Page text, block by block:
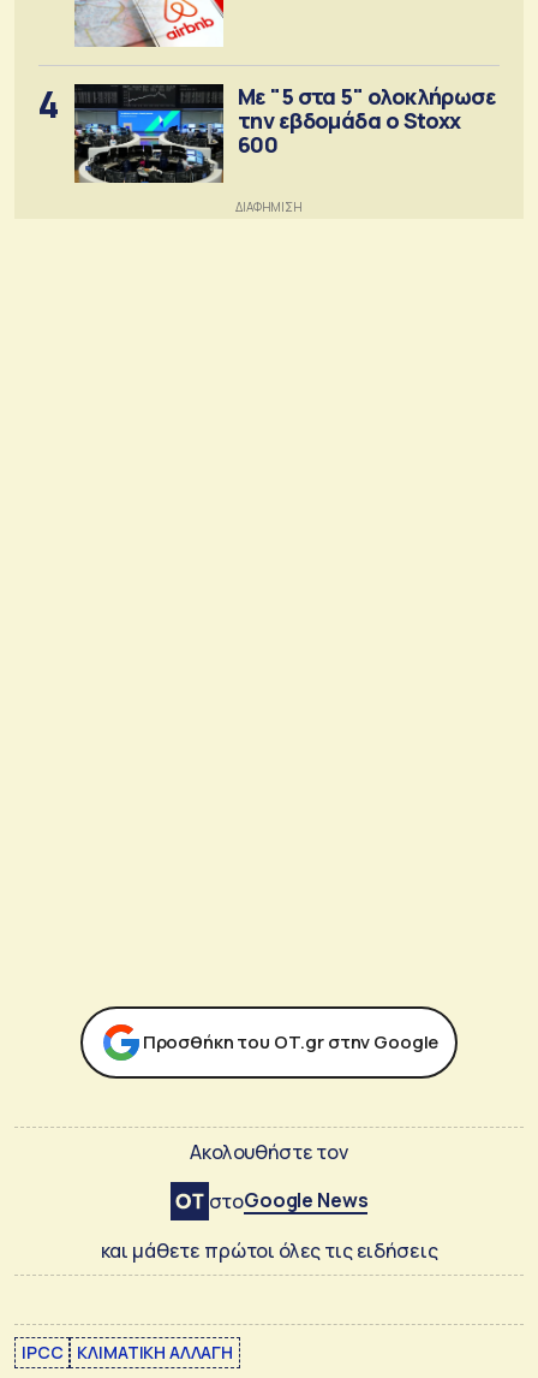
4
Με "5 στα 5" ολοκλήρωσε
την εβδομάδα ο Stoxx
600
Προσθήκη του ΟΤ.gr στην Google
Ακολουθήστε τον
στοGoogle News
και μάθετε πρώτοι όλες τις ειδήσεις
IPCC ΚΛΙΜΑΤΙΚΗ ΑΛΛΑΓΗ